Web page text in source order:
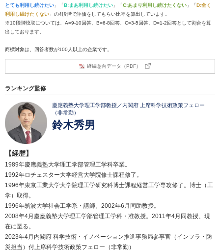
とても利用し続けたい 」「B:まあ利用し続けたい 」「C:あまり利用し続けたくない 」「D:全く
利用し続けたくない 」の4段階で評価をしてもらい比率を算出しています。
※10段階聴取については、A=9-10回答、B=6-8回答、C=3-5回答、D=1-2回答として割合を算
出しております。
商標対象は、回答者数が100人以上の企業です。
継続意向データ（PDF）
ランキング監修
慶應義塾大学理工学部教授／内閣府 上席科学技術政策フェロー
（非常勤）
鈴木秀男
【経歴】
1989年慶應義塾大学理工学部管理工学科卒業。
1992年ロチェスター大学経営大学院修士課程修了。
1996年東京工業大学大学院理工学研究科博士課程経営工学専攻修了。博士（工
学）取得。
1996年筑波大学社会工学系・講師。2002年6月同助教授。
2008年4月慶應義塾大学理工学部管理工学科・准教授。2011年4月同教授、現
在に至る。
2023年4月内閣府 科学技術・イノベーション推進事務局参事官（インフラ・防
災担当）付上席科学技術政策フェロー（非常勤）